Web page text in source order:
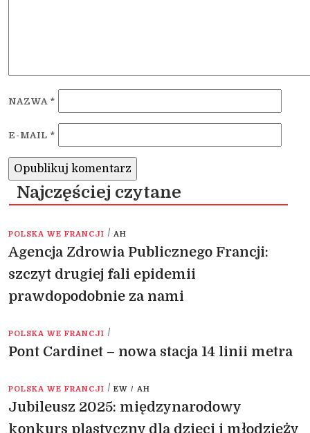
NAZWA *
E-MAIL *
Najczęściej czytane
POLSKA WE FRANCJI / AH
Agencja Zdrowia Publicznego Francji:
szczyt drugiej fali epidemii
prawdopodobnie za nami
POLSKA WE FRANCJI /
Pont Cardinet – nowa stacja 14 linii metra
POLSKA WE FRANCJI / EW / AH
Jubileusz 2025: międzynarodowy
konkurs plastyczny dla dzieci i młodzieży